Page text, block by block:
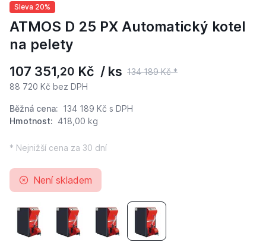
Sleva 20%
ATMOS D 25 PX Automatický kotel
na pelety
107 351,20 Kč / ks 134 189 Kč *
88 720 Kč bez DPH
Běžná cena: 134 189 Kč s DPH
Hmotnost: 418,00 kg
* Nejnižší cena za 30 dní
Není skladem
ATMOS D 10 PX Automatický kotel na pelety
ATMOS D 15 PX Automatický kotel na pelety
ATMOS D 20 PX Automatický kotel na
ATMOS D 25 PX